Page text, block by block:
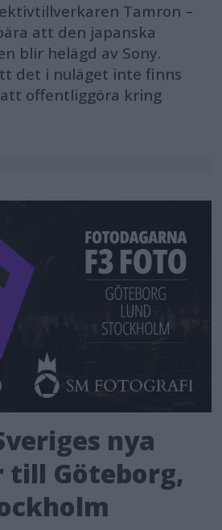
Tamron –
att den japanska
blir helägd av Sony.
det i nuläget inte finns
offentliggöra kring
nya
till Göteborg,